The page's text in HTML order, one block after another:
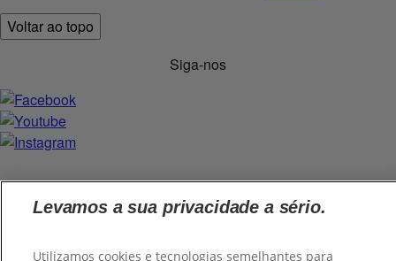
Voltar ao topo
Siga-nos
@2026 Colgate-Palmolive Company. Todos os direitos
Levamos a sua privacidade a sério.
Utilizamos cookies e tecnologias semelhantes para